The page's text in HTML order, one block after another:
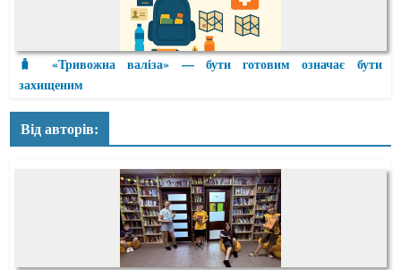
🧳 «Тривожна валіза» — бути готовим означає бути
захищеним
Від авторів: